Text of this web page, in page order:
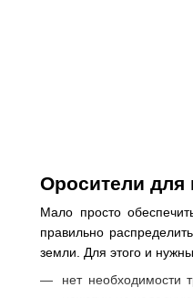
Оросители для
Мало просто
правильно
земли. Для этого и
нет необходимости